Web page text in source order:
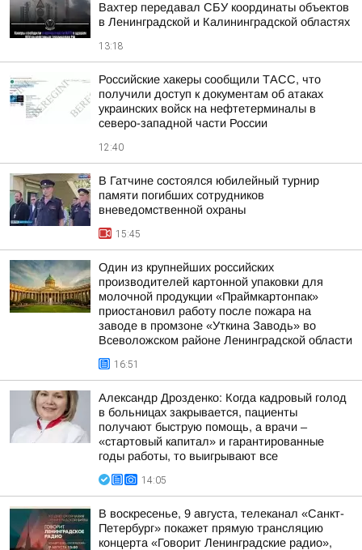
Вахтер передавал СБУ координаты объектов
в Ленинградской и Калининградской областях
13:18
Российские хакеры сообщили ТАСС, что
получили доступ к документам об атаках
украинских войск на нефтетерминалы в
северо-западной части России
12:40
В Гатчине состоялся юбилейный турнир
памяти погибших сотрудников
вневедомственной охраны
15:45
Один из крупнейших российских
производителей картонной упаковки для
молочной продукции «Праймкартонпак»
приостановил работу после пожара на
заводе в промзоне «Уткина Заводь» во
Всеволожском районе Ленинградской области
16:51
Александр Дрозденко: Когда кадровый голод
в больницах закрывается, пациенты
получают быструю помощь, а врачи –
«стартовый капитал» и гарантированные
годы работы, то выигрывают все
14:05
В воскресенье, 9 августа, телеканал «Санкт-
Петербург» покажет прямую трансляцию
концерта «Говорит Ленинградские радио»,